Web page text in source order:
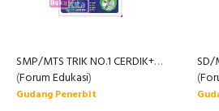
SMP/MTS TRIK NO.1 CERDIK+NALAR 100% LULUS UN 2014+CD
(Forum Edukasi)
Gudang Penerbit
(